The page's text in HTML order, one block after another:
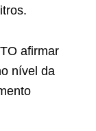
afirmar
nível da